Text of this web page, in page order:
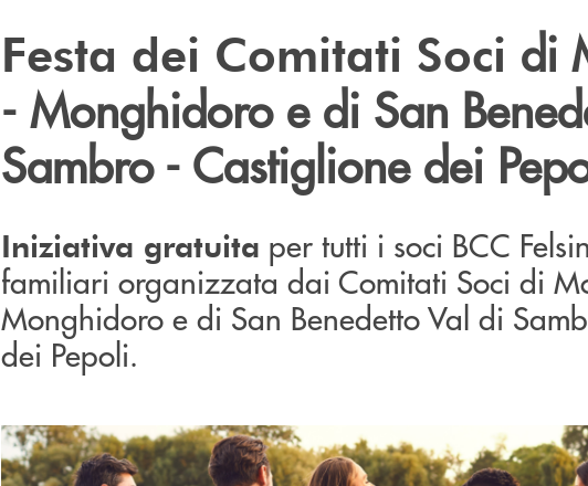
Festa dei Comitati Soci di
- Monghidoro e di San
Sambro - Castiglione dei
Iniziativa gratuita per tutti i soci BCC
familiari organizzata dai Comitati Soci di
Monghidoro e di San Benedetto Val di
dei Pepoli.